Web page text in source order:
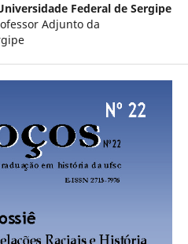
Federal de Sergipe
Adjunto da